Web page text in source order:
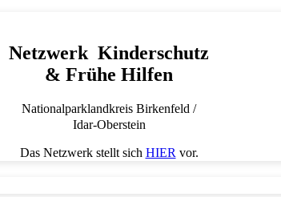
Netzwerk Kinderschutz
& Frühe Hilfen
Nationalparklandkreis Birkenfeld /
Idar-Oberstein
Das Netzwerk stellt sich HIERvor.